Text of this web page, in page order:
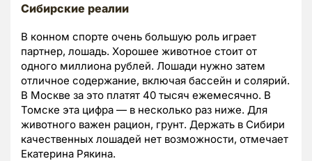
Сибирские реалии
В конном спорте очень большую роль играет
партнер, лошадь. Хорошее животное стоит от
одного миллиона рублей. Лошади нужно затем
отличное содержание, включая бассейн и солярий.
В Москве за это платят 40 тысяч ежемесячно. В
Томске эта цифра — в несколько раз ниже. Для
животного важен рацион, грунт. Держать в Сибири
качественных лошадей нет возможности, отмечает
Екатерина Рякина.